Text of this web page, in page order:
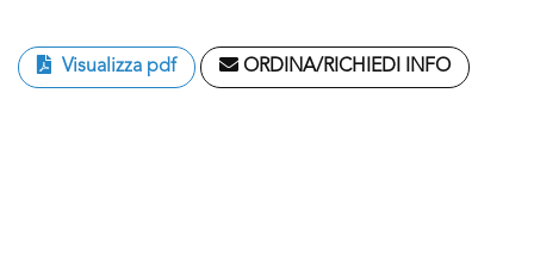
Visualizza pdf ORDINA/RICHIEDI INFO